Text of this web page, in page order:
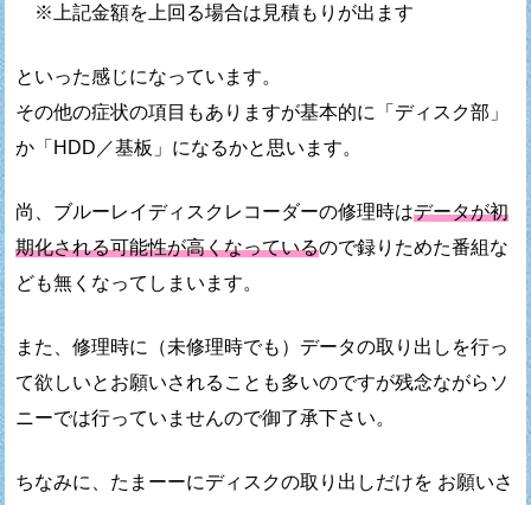
※上記金額を上回る場合は見積もりが出ます
といった感じになっています。
その他の症状の項目もありますが基本的に「ディスク部」
か「HDD／基板」になるかと思います。
尚、ブルーレイディスクレコーダーの修理時はデータが初
期化される可能性が高くなっているので録りためた番組な
ども無くなってしまいます。
また、修理時に（未修理時でも）データの取り出しを行っ
て欲しいとお願いされることも多いのですが残念ながらソ
ニーでは行っていませんので御了承下さい。
ちなみに、たまーーにディスクの取り出しだけを お願いさ